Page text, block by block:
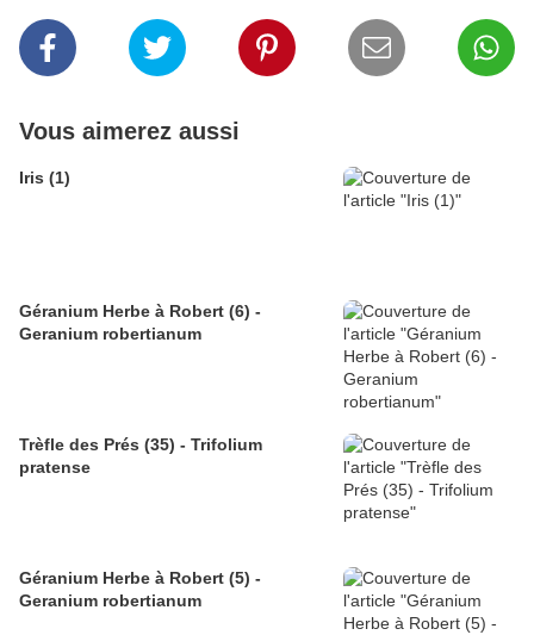
Vous aimerez aussi
Iris (1)
Géranium Herbe à Robert (6) -
Geranium robertianum
Trèfle des Prés (35) - Trifolium
pratense
Géranium Herbe à Robert (5) -
Geranium robertianum